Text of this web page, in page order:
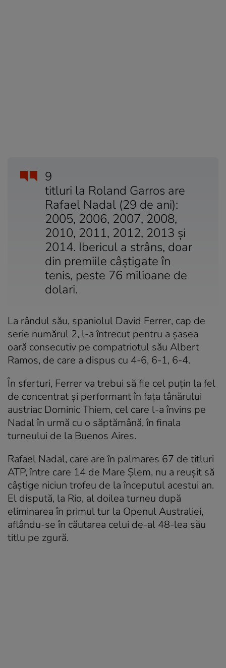
9
titluri la Roland Garros are
Rafael Nadal (29 de ani):
2005, 2006, 2007, 2008,
2010, 2011, 2012, 2013 și
2014. Ibericul a strâns, doar
din premiile câștigate în
tenis, peste 76 milioane de
dolari.
La rândul său, spaniolul David Ferrer, cap de
serie numărul 2, l-a întrecut pentru a șasea
oară consecutiv pe compatriotul său Albert
Ramos, de care a dispus cu 4-6, 6-1, 6-4.
În sferturi, Ferrer va trebui să fie cel puțin la fel
de concentrat și performant în fața tânărului
austriac Dominic Thiem, cel care l-a învins pe
Nadal în urmă cu o săptămână, în finala
turneului de la Buenos Aires.
Rafael Nadal, care are în palmares 67 de titluri
ATP, între care 14 de Mare Șlem, nu a reușit să
câștige niciun trofeu de la începutul acestui an.
El dispută, la Rio, al doilea turneu după
eliminarea în primul tur la Openul Australiei,
aflându-se în căutarea celui de-al 48-lea său
titlu pe zgură.